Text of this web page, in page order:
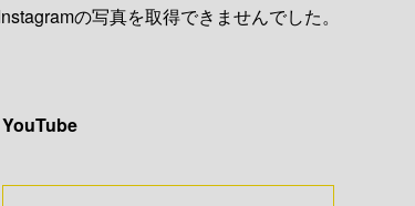
の写真を取得できませんでした。
YouTube